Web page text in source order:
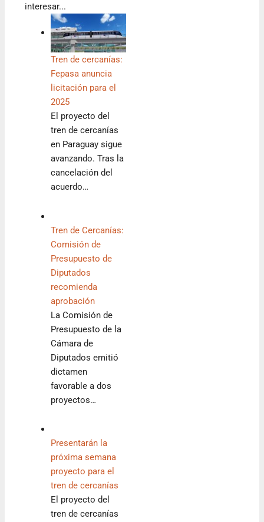
interesar...
Tren de cercanías:
Fepasa anuncia
licitación para el
2025
El proyecto del
tren de cercanías
en Paraguay sigue
avanzando. Tras la
cancelación del
acuerdo…
Tren de Cercanías:
Comisión de
Presupuesto de
Diputados
recomienda
aprobación
La Comisión de
Presupuesto de la
Cámara de
Diputados emitió
dictamen
favorable a dos
proyectos…
Presentarán la
próxima semana
proyecto para el
tren de cercanías
El proyecto del
tren de cercanías